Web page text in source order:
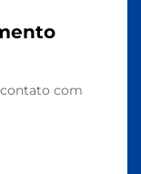
com